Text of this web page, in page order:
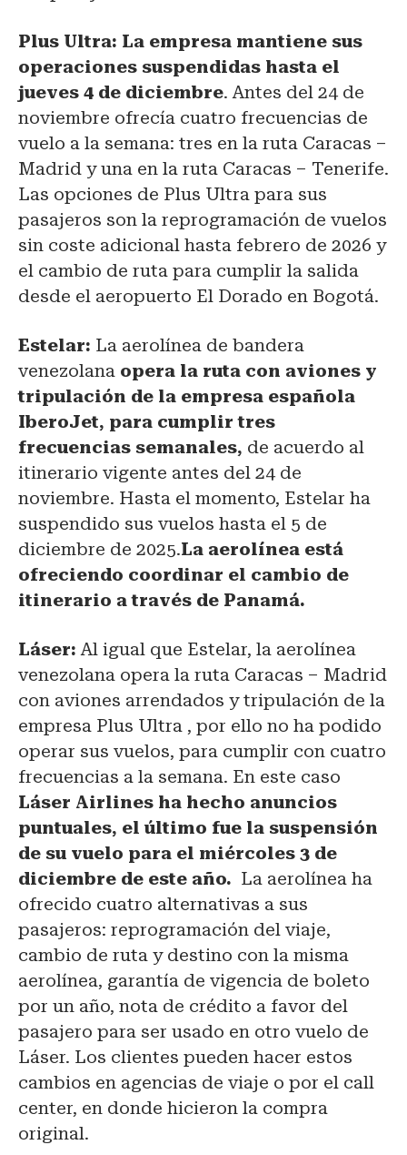
Plus Ultra: La empresa mantiene sus
operaciones suspendidas hasta el
jueves 4 de diciembre. Antes del 24 de
noviembre ofrecía cuatro frecuencias de
vuelo a la semana: tres en la ruta Caracas –
Madrid y una en la ruta Caracas – Tenerife.
Las opciones de Plus Ultra para sus
pasajeros son la reprogramación de vuelos
sin coste adicional hasta febrero de 2026 y
el cambio de ruta para cumplir la salida
desde el aeropuerto El Dorado en Bogotá.
Estelar: La aerolínea de bandera
venezolana opera la ruta con aviones y
tripulación de la empresa española
IberoJet, para cumplir tres
frecuencias semanales, de acuerdo al
itinerario vigente antes del 24 de
noviembre. Hasta el momento, Estelar ha
suspendido sus vuelos hasta el 5 de
diciembre de 2025.La aerolínea está
ofreciendo coordinar el cambio de
itinerario a través de Panamá.
Láser: Al igual que Estelar, la aerolínea
venezolana opera la ruta Caracas – Madrid
con aviones arrendados y tripulación de la
empresa Plus Ultra , por ello no ha podido
operar sus vuelos, para cumplir con cuatro
frecuencias a la semana. En este caso
Láser Airlines ha hecho anuncios
puntuales, el último fue la suspensión
de su vuelo para el miércoles 3 de
diciembre de este año. La aerolínea ha
ofrecido cuatro alternativas a sus
pasajeros: reprogramación del viaje,
cambio de ruta y destino con la misma
aerolínea, garantía de vigencia de boleto
por un año, nota de crédito a favor del
pasajero para ser usado en otro vuelo de
Láser. Los clientes pueden hacer estos
cambios en agencias de viaje o por el call
center, en donde hicieron la compra
original.